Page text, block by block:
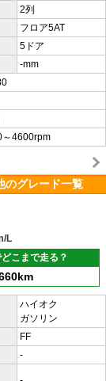
2列
フロア5AT
5ドア
-mm
4600rpm
のグレード一覧
L
こまで走る？
ハイオク
ガソリン
FF
-